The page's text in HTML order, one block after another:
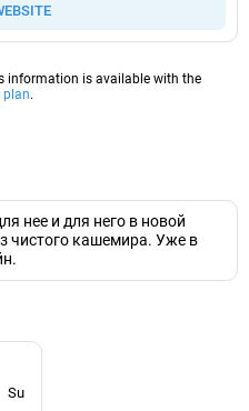
information is available with the
plan.
нее и для него в новой
чистого кашемира. Уже в
Su